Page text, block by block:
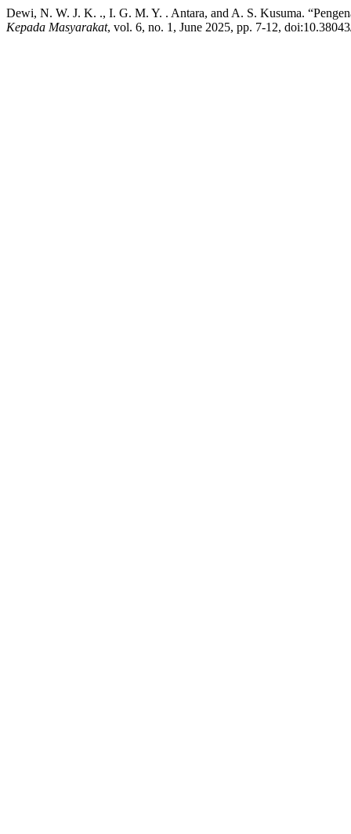
Dewi, N. W. J. K. ., I. G. M. Y. . Antara, and A. S. Kusuma.
Kepada Masyarakat, vol. 6, no. 1, June 2025, pp. 7-12,